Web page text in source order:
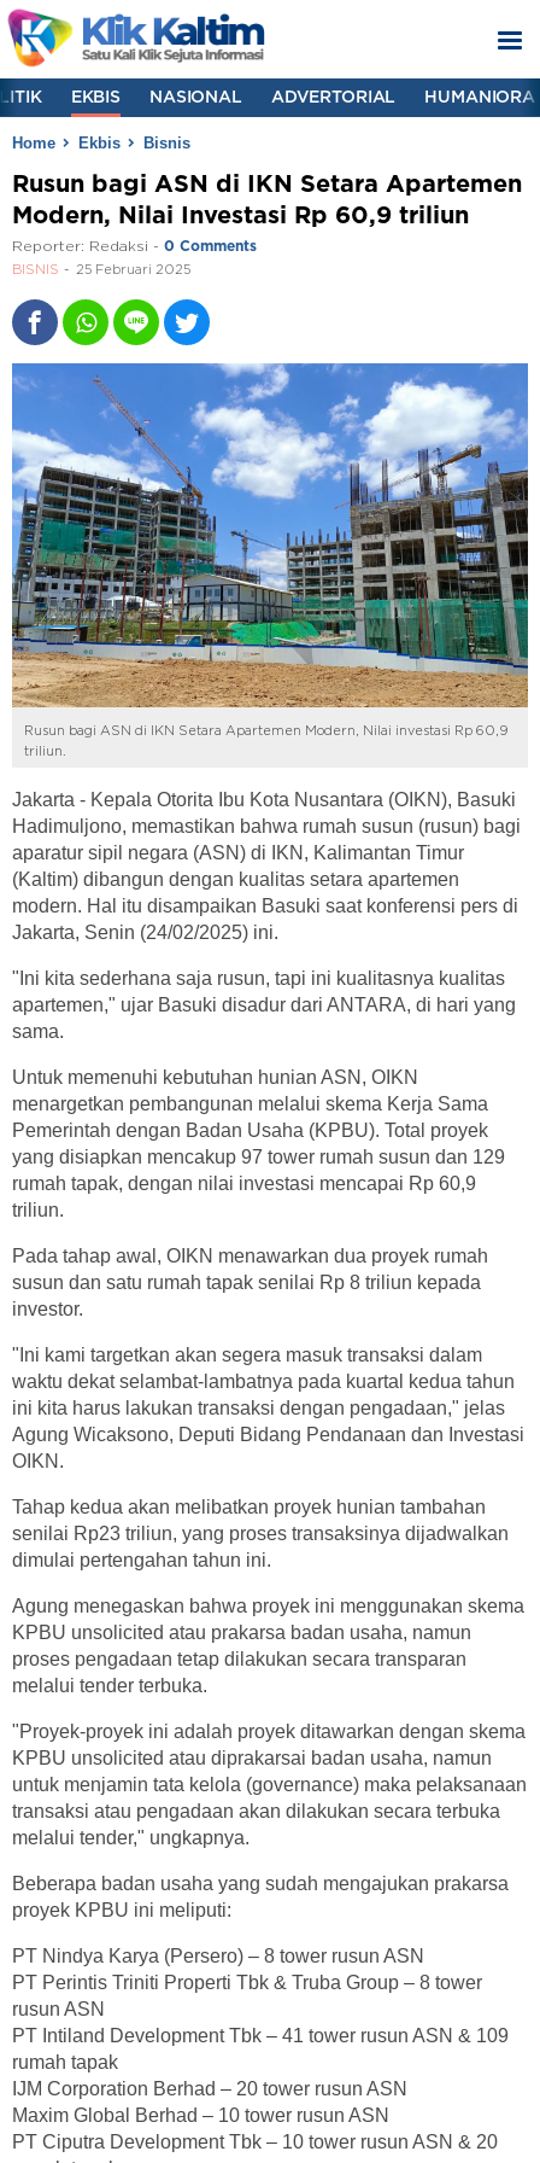
EKBIS NASIONAL ADVERTORIAL HUMANIORA
Home Ekbis Bisnis
Rusun bagi ASN di IKN Setara Apartemen
Modern, Nilai Investasi Rp 60,9 triliun
Reporter: Redaksi - 0 Comments
BISNIS 25 Februari 2025
Rusun bagi ASN di IKN Setara Apartemen Modern, Nilai investasi Rp 60,9
triliun.
Jakarta - Kepala Otorita Ibu Kota Nusantara (OIKN), Basuki
Hadimuljono, memastikan bahwa rumah susun (rusun) bagi
aparatur sipil negara (ASN) di IKN, Kalimantan Timur
(Kaltim) dibangun dengan kualitas setara apartemen
modern. Hal itu disampaikan Basuki saat konferensi pers di
Jakarta, Senin (24/02/2025) ini.
"Ini kita sederhana saja rusun, tapi ini kualitasnya kualitas
apartemen," ujar Basuki disadur dari ANTARA, di hari yang
sama.
Untuk memenuhi kebutuhan hunian ASN, OIKN
menargetkan pembangunan melalui skema Kerja Sama
Pemerintah dengan Badan Usaha (KPBU). Total proyek
yang disiapkan mencakup 97 tower rumah susun dan 129
rumah tapak, dengan nilai investasi mencapai Rp 60,9
triliun.
Pada tahap awal, OIKN menawarkan dua proyek rumah
susun dan satu rumah tapak senilai Rp 8 triliun kepada
investor.
"Ini kami targetkan akan segera masuk transaksi dalam
waktu dekat selambat-lambatnya pada kuartal kedua tahun
ini kita harus lakukan transaksi dengan pengadaan," jelas
Agung Wicaksono, Deputi Bidang Pendanaan dan Investasi
OIKN.
Tahap kedua akan melibatkan proyek hunian tambahan
senilai Rp23 triliun, yang proses transaksinya dijadwalkan
dimulai pertengahan tahun ini.
Agung menegaskan bahwa proyek ini menggunakan skema
KPBU unsolicited atau prakarsa badan usaha, namun
proses pengadaan tetap dilakukan secara transparan
melalui tender terbuka.
"Proyek-proyek ini adalah proyek ditawarkan dengan skema
KPBU unsolicited atau diprakarsai badan usaha, namun
untuk menjamin tata kelola (governance) maka pelaksanaan
transaksi atau pengadaan akan dilakukan secara terbuka
melalui tender," ungkapnya.
Beberapa badan usaha yang sudah mengajukan prakarsa
proyek KPBU ini meliputi:
PT Nindya Karya (Persero) – 8 tower rusun ASN
PT Perintis Triniti Properti Tbk & Truba Group – 8 tower
rusun ASN
PT Intiland Development Tbk – 41 tower rusun ASN & 109
rumah tapak
IJM Corporation Berhad – 20 tower rusun ASN
Maxim Global Berhad – 10 tower rusun ASN
PT Ciputra Development Tbk – 10 tower rusun ASN & 20